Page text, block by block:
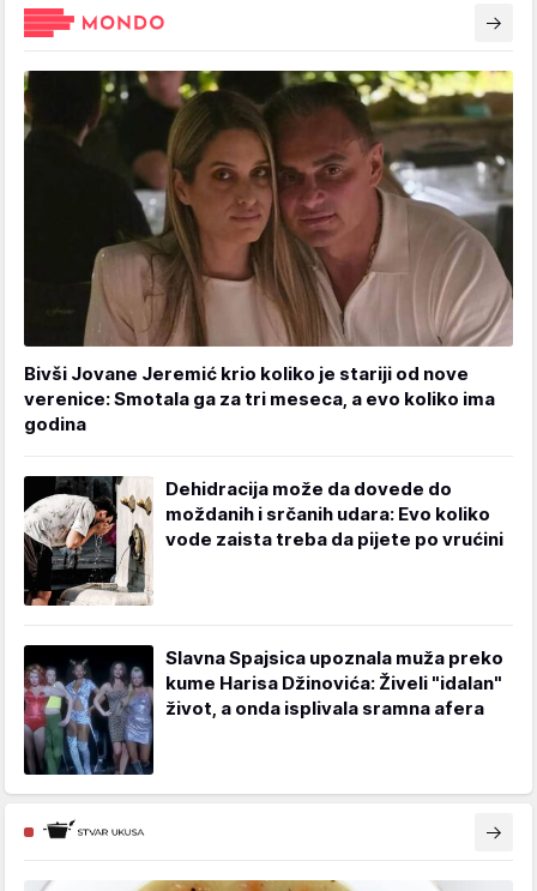
Bivši Jovane Jeremić krio koliko je stariji od nove
verenice: Smotala ga za tri meseca, a evo koliko ima
godina
Dehidracija može da dovede do
moždanih i srčanih udara: Evo koliko
vode zaista treba da pijete po vrućini
Slavna Spajsica upoznala muža preko
kume Harisa Džinovića: Živeli "idalan"
život, a onda isplivala sramna afera